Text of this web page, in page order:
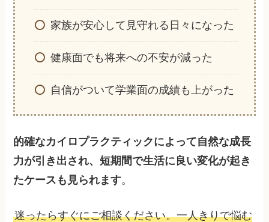
家族が安心して見守れる日々になった
健康面でも将来への不安が減った
自信がついて学業面の成績も上がった
的確なカイロプラクティックによって自然な成長
力が引き出され、短期間で生活に良い変化が起き
たケースも見られます。
迷ったらすぐにご相談ください。一人きりで悩む